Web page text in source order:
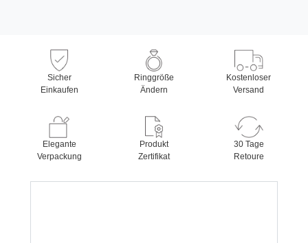
Sicher
Einkaufen
Ringgröße
Ändern
Kostenloser
Versand
Elegante
Verpackung
Produkt
Zertifikat
30 Tage
Retoure